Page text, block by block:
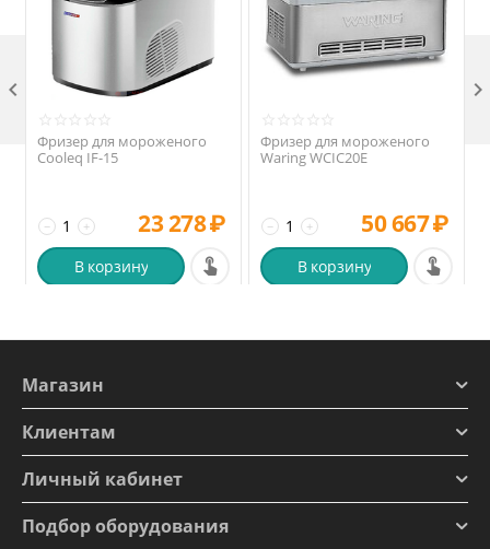
Фризер для мороженого
Cooleq IF-15
+
− 23 278₽
В корзину
Фризер для мороженого
Waring WCIC20E
+
− 50 667₽
В корзину
 
Магазин
Клиентам
Личный кабинет
Подбор оборудования